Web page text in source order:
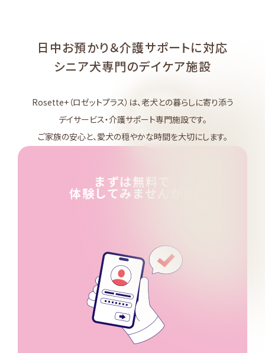
日中お預かり＆介護サポートに対応
シニア犬専門のデイケア施設
Rosette+（ロゼットプラス）は、老犬との暮らしに寄り添う
デイサービス・介護サポート専門施設です。
ご家族の安心と、愛犬の穏やかな時間を大切にします。
まずは無料で
体験してみませんか？